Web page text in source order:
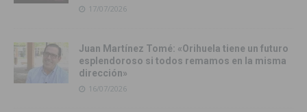
17/07/2026
Juan Martínez Tomé: «Orihuela tiene un futuro
esplendoroso si todos remamos en la misma
dirección»
16/07/2026